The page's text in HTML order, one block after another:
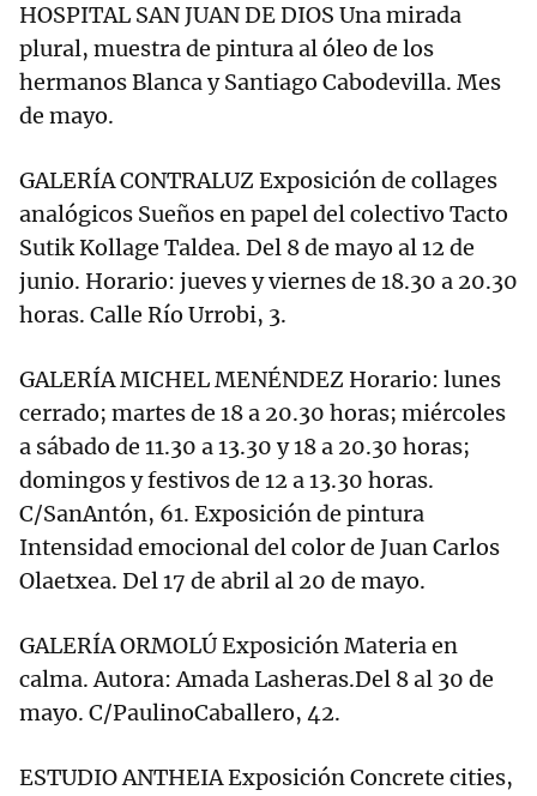
HOSPITAL SAN JUAN DE DIOS Una mirada
plural, muestra de pintura al óleo de los
hermanos Blanca y Santiago Cabodevilla. Mes
de mayo.
GALERÍA CONTRALUZ Exposición de collages
analógicos Sueños en papel del colectivo Tacto
Sutik Kollage Taldea. Del 8 de mayo al 12 de
junio. Horario: jueves y viernes de 18.30 a 20.30
horas. Calle Río Urrobi, 3.
GALERÍA MICHEL MENÉNDEZ Horario: lunes
cerrado; martes de 18 a 20.30 horas; miércoles
a sábado de 11.30 a 13.30 y 18 a 20.30 horas;
domingos y festivos de 12 a 13.30 horas.
C/SanAntón, 61. Exposición de pintura
Intensidad emocional del color de Juan Carlos
Olaetxea. Del 17 de abril al 20 de mayo.
GALERÍA ORMOLÚ Exposición Materia en
calma. Autora: Amada Lasheras.Del 8 al 30 de
mayo. C/PaulinoCaballero, 42.
ESTUDIO ANTHEIA Exposición Concrete cities,